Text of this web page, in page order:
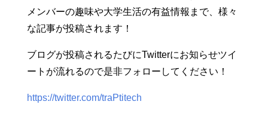
メンバーの趣味や大学生活の有益情報まで、様々
な記事が投稿されます！
ブログが投稿されるたびにTwitterにお知らせツイ
ートが流れるので是非フォローしてください！
https://twitter.com/traPtitech